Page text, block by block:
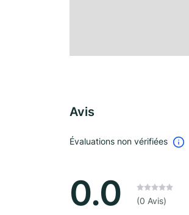
Avis
Évaluations non vérifiées
0.0 (0 Avis)